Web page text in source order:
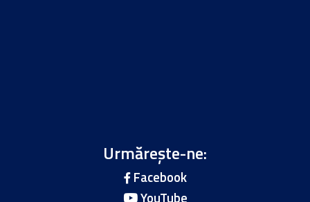
Urmărește-ne:
Facebook
YouTube